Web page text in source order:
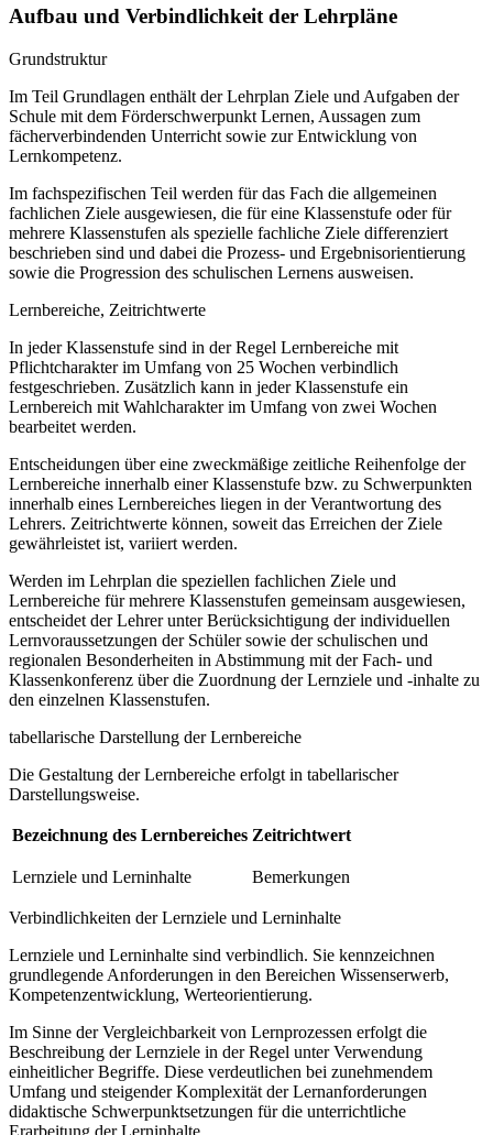
Aufbau und Verbindlichkeit der Lehrpläne
Grundstruktur
Im Teil Grundlagen enthält der Lehrplan Ziele und Aufgaben der
Schule mit dem Förderschwerpunkt Lernen, Aussagen zum
fächerverbindenden Unterricht sowie zur Entwicklung von
Lernkompetenz.
Im fachspezifischen Teil werden für das Fach die allgemeinen
fachlichen Ziele ausgewiesen, die für eine Klassenstufe oder für
mehrere Klassenstufen als spezielle fachliche Ziele differenziert
beschrieben sind und dabei die Prozess- und Ergebnisorientierung
sowie die Progression des schulischen Lernens ausweisen.
Lernbereiche, Zeitrichtwerte
In jeder Klassenstufe sind in der Regel Lernbereiche mit
Pflichtcharakter im Umfang von 25 Wochen verbindlich
festgeschrieben. Zusätzlich kann in jeder Klassenstufe ein
Lernbereich mit Wahlcharakter im Umfang von zwei Wochen
bearbeitet werden.
Entscheidungen über eine zweckmäßige zeitliche Reihenfolge der
Lernbereiche innerhalb einer Klassenstufe bzw. zu Schwerpunkten
innerhalb eines Lernbereiches liegen in der Verantwortung des
Lehrers. Zeitrichtwerte können, soweit das Erreichen der Ziele
gewährleistet ist, variiert werden.
Werden im Lehrplan die speziellen fachlichen Ziele und
Lernbereiche für mehrere Klassenstufen gemeinsam ausgewiesen,
entscheidet der Lehrer unter Berücksichtigung der individuellen
Lernvoraussetzungen der Schüler sowie der schulischen und
regionalen Besonderheiten in Abstimmung mit der Fach- und
Klassenkonferenz über die Zuordnung der Lernziele und -inhalte zu
den einzelnen Klassenstufen.
tabellarische Darstellung der Lernbereiche
Die Gestaltung der Lernbereiche erfolgt in tabellarischer
Darstellungsweise.
Bezeichnung des Lernbereiches Zeitrichtwert
Lernziele und Lerninhalte Bemerkungen
Verbindlichkeiten der Lernziele und Lerninhalte
Lernziele und Lerninhalte sind verbindlich. Sie kennzeichnen
grundlegende Anforderungen in den Bereichen Wissenserwerb,
Kompetenzentwicklung, Werteorientierung.
Im Sinne der Vergleichbarkeit von Lernprozessen erfolgt die
Beschreibung der Lernziele in der Regel unter Verwendung
einheitlicher Begriffe. Diese verdeutlichen bei zunehmendem
Umfang und steigender Komplexität der Lernanforderungen
didaktische Schwerpunktsetzungen für die unterrichtliche